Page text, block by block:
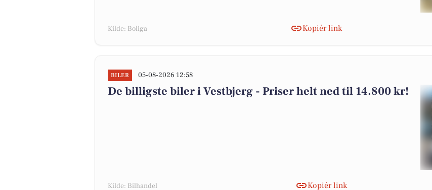
Kilde: Boliga Kopiér link
BILER 05-08-2026 12:58
De billigste biler i Vestbjerg - Priser helt ned til 14.800 kr!
Kilde: Bilhandel Kopiér link